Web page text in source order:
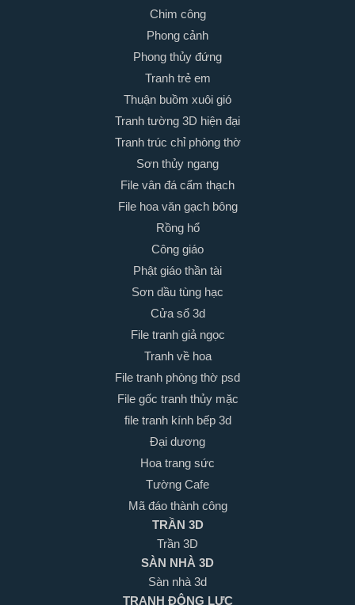
Chim công
Phong cảnh
Phong thủy đứng
Tranh trẻ em
Thuận buồm xuôi gió
Tranh tường 3D hiện đại
Tranh trúc chỉ phòng thờ
Sơn thủy ngang
File vân đá cẩm thạch
File hoa văn gạch bông
Rồng hổ
Công giáo
Phật giáo thần tài
Sơn dầu tùng hạc
Cửa sổ 3d
File tranh giả ngọc
Tranh về hoa
File tranh phòng thờ psd
File gốc tranh thủy mặc
file tranh kính bếp 3d
Đại dương
Hoa trang sức
Tường Cafe
Mã đáo thành công
TRẦN 3D
Trần 3D
SÀN NHÀ 3D
Sàn nhà 3d
TRANH ĐỘNG LỰC